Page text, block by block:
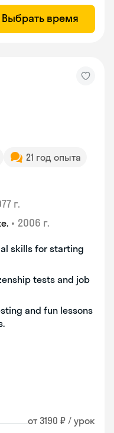
Выбрать время
21 год опыта
г.
• 2006 г.
skills for starting
tests and job
and fun lessons
от 3190 ₽ / урок